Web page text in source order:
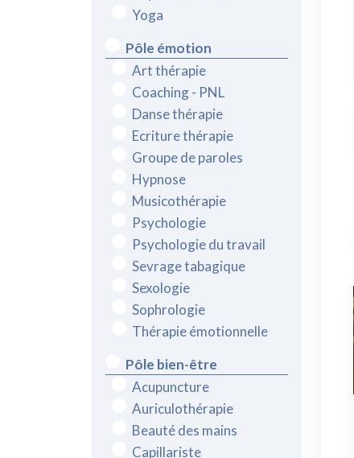
Yoga
Pôle émotion
Art thérapie
Coaching - PNL
Danse thérapie
Ecriture thérapie
Groupe de paroles
Hypnose
Musicothérapie
Psychologie
Psychologie du travail
Sevrage tabagique
Sexologie
Sophrologie
Thérapie émotionnelle
Pôle bien-être
Acupuncture
Auriculothérapie
Beauté des mains
Capillariste